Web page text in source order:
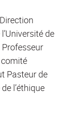
de
comité
Pasteur de
l’éthique